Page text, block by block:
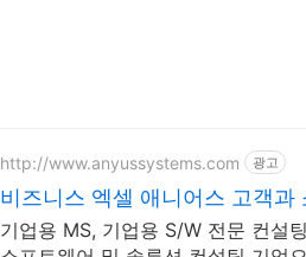
http://www.anyussystems.com 광고
비즈니스 엑셀 애니어스 고객과
기업용 MS, 기업용 S/W 전문 컨설